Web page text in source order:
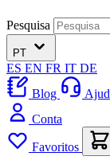
Pesquisa
PT
ES EN FR IT DE
Blog
Conta
Favoritos